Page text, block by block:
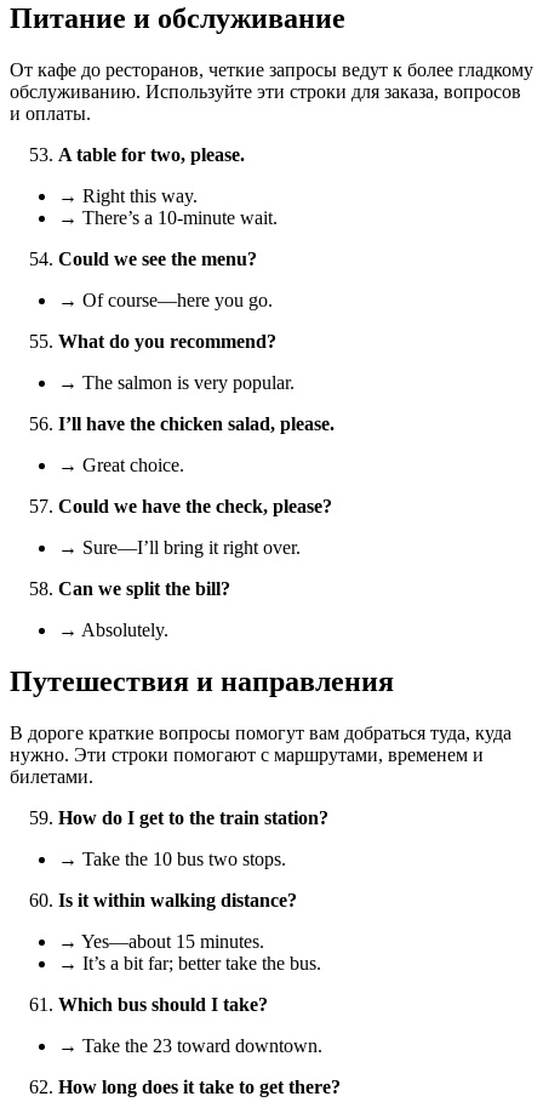
Питание и обслуживание
От кафе до ресторанов, четкие запросы ведут к более гладкому
обслуживанию. Используйте эти строки для заказа, вопросов
и оплаты.
A table for two, please.
→ Right this way.
→ There’s a 10‑minute wait.
Could we see the menu?
→ Of course—here you go.
What do you recommend?
→ The salmon is very popular.
I’ll have the chicken salad, please.
→ Great choice.
Could we have the check, please?
→ Sure—I’ll bring it right over.
Can we split the bill?
→ Absolutely.
Путешествия и направления
В дороге краткие вопросы помогут вам добраться туда, куда
нужно. Эти строки помогают с маршрутами, временем и
билетами.
How do I get to the train station?
→ Take the 10 bus two stops.
Is it within walking distance?
→ Yes—about 15 minutes.
→ It’s a bit far; better take the bus.
Which bus should I take?
→ Take the 23 toward downtown.
How long does it take to get there?